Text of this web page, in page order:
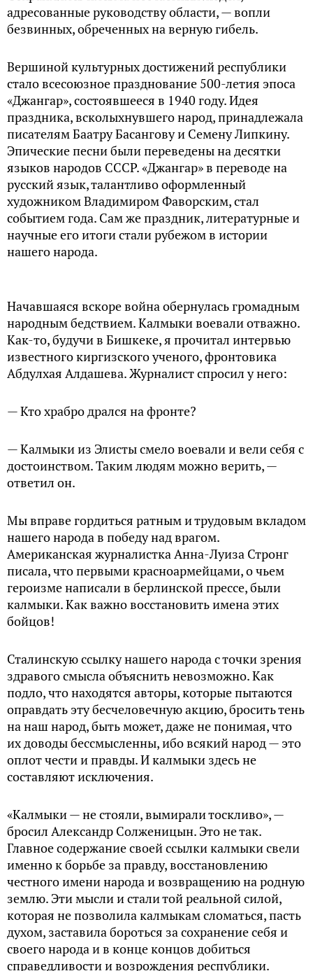
адресованные руководству области, — вопли
безвинных, обреченных на верную гибель.
Вершиной культурных достижений республики
стало всесоюзное празднование 500-летия эпоса
«Джангар», состоявшееся в 1940 году. Идея
праздника, всколыхнувшего народ, принадлежала
писателям Баатру Басангову и Семену Липкину.
Эпические песни были переведены на десятки
языков народов СССР. «Джангар» в переводе на
русский язык, талантливо оформленный
художником Владимиром Фаворским, стал
событием года. Сам же праздник, литературные и
научные его итоги стали рубежом в истории
нашего народа.
Начавшаяся вскоре война обернулась громадным
народным бедствием. Калмыки воевали отважно.
Как-то, будучи в Бишкеке, я прочитал интервью
известного киргизского ученого, фронтовика
Абдулхая Алдашева. Журналист спросил у него:
— Кто храбро дрался на фронте?
— Калмыки из Элисты смело воевали и вели себя с
достоинством. Таким людям можно верить, —
ответил он.
Мы вправе гордиться ратным и трудовым вкладом
нашего народа в победу над врагом.
Американская журналистка Анна-Луиза Стронг
писала, что первыми красноармейцами, о чьем
героизме написали в берлинской прессе, были
калмыки. Как важно восстановить имена этих
бойцов!
Сталинскую ссылку нашего народа с точки зрения
здравого смысла объяснить невозможно. Как
подло, что находятся авторы, которые пытаются
оправдать эту бесчеловечную акцию, бросить тень
на наш народ, быть может, даже не понимая, что
их доводы бессмысленны, ибо всякий народ — это
оплот чести и правды. И калмыки здесь не
составляют исключения.
«Калмыки — не стояли, вымирали тоскливо», —
бросил Александр Солженицын. Это не так.
Главное содержание своей ссылки калмыки свели
именно к борьбе за правду, восстановлению
честного имени народа и возвращению на родную
землю. Эти мысли и стали той реальной силой,
которая не позволила калмыкам сломаться, пасть
духом, заставила бороться за сохранение себя и
своего народа и в конце концов добиться
справедливости и возрождения республики.